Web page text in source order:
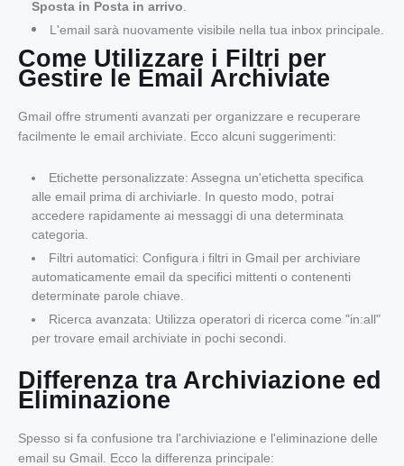
Sposta in Posta in arrivo
L'email sarà nuovamente visibile nella tua inbox principale.
Come Utilizzare i Filtri per
Gestire le Email Archiviate
Gmail offre strumenti avanzati per organizzare e recuperare
facilmente le email archiviate. Ecco alcuni suggerimenti:
Etichette personalizzate: Assegna un'etichetta specifica
alle email prima di archiviarle. In questo modo, potrai
accedere rapidamente ai messaggi di una determinata
categoria.
Filtri automatici: Configura i filtri in Gmail per archiviare
automaticamente email da specifici mittenti o contenenti
determinate parole chiave.
Ricerca avanzata: Utilizza operatori di ricerca come "in:all"
per trovare email archiviate in pochi secondi.
Differenza tra Archiviazione ed
Eliminazione
Spesso si fa confusione tra l'archiviazione e l'eliminazione delle
email su Gmail. Ecco la differenza principale: